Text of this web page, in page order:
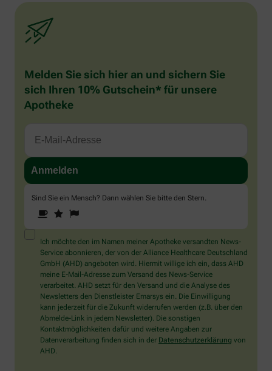
Melden Sie sich hier an und sichern Sie
sich Ihren 10% Gutschein* für unsere
Apotheke
Sind Sie ein Mensch? Dann wählen Sie bitte den Stern.
Sind
Sie
ein
Mensch?
Dann
wählen
Sie
bitte
den
Stern.
1 2
Ich möchte den im Namen meiner Apotheke versandten News-
Service abonnieren, der von der Alliance Healthcare Deutschland
GmbH (AHD) angeboten wird. Hiermit willige ich ein, dass AHD
meine E-Mail-Adresse zum Versand des News-Service
verarbeitet. AHD setzt für den Versand und die Analyse des
Newsletters den Dienstleister Emarsys ein. Die Einwilligung
kann jederzeit für die Zukunft widerrufen werden (z.B. über den
Abmelde-Link in jedem Newsletter). Die sonstigen
Kontaktmöglichkeiten dafür und weitere Angaben zur
Datenverarbeitung finden sich in der Datenschutzerklärung von
AHD.